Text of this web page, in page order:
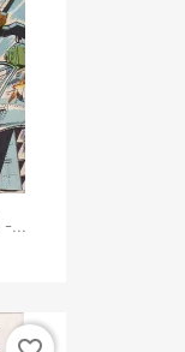
...